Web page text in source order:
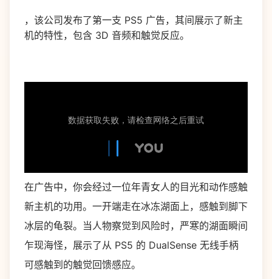
，该公司发布了第一支 PS5 广告，其间展示了新主
机的特性，包含 3D 音频和触觉反应。
在广告中，你会经过一位年青女人的目光和动作感触
新主机的功用。一开端走在冰冻湖面上，感触到脚下
冰层的龟裂。当人物察觉到风险时，严寒的湖面瞬间
乍现海怪，展示了从 PS5 的 DualSense 无线手柄
可感触到的触觉回馈感应。